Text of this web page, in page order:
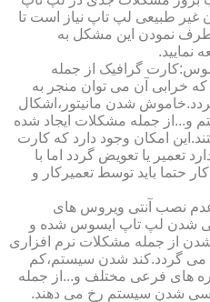
طبیعی لپ تاپ نیاز است تا
نمودن این مشکل به
نمایید.
گرافیک از جمله
خرابی آن می توان منجر به
شدن مانیتور،اشکال
و...از جمله مشکلات ایجاد شده
امکان وجود دارد که کارت
تعمیر یا تعویض گردد اما با
حتما باید توسط تعمیرکار و
نصب آنتی ویروس های
شدن لپ تاپ ایسوس شده و
شدن از جمله مشکلات نرم افزاری
گردد.کند شدن سیستم،کم
های فرعی مختلف و...از جمله
شدن سیستم رخ می دهند.